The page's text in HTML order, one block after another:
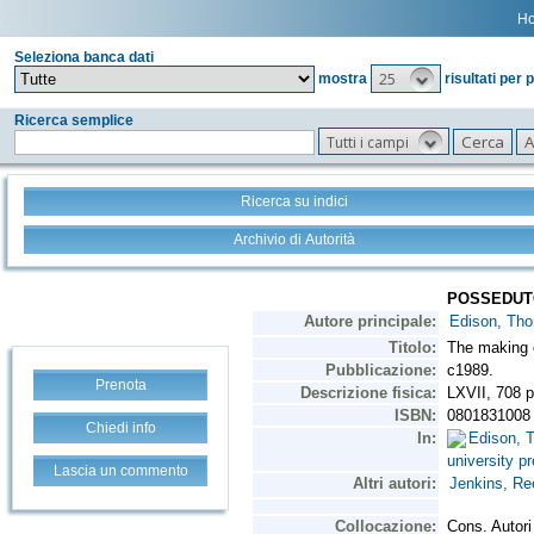
Seleziona banca dati
mostra
25 risultati per
Ricerca semplice
Tutti i campi
Ricerca su indici
Archivio di Autorità
Prenota
Chiedi info
Lascia un commento